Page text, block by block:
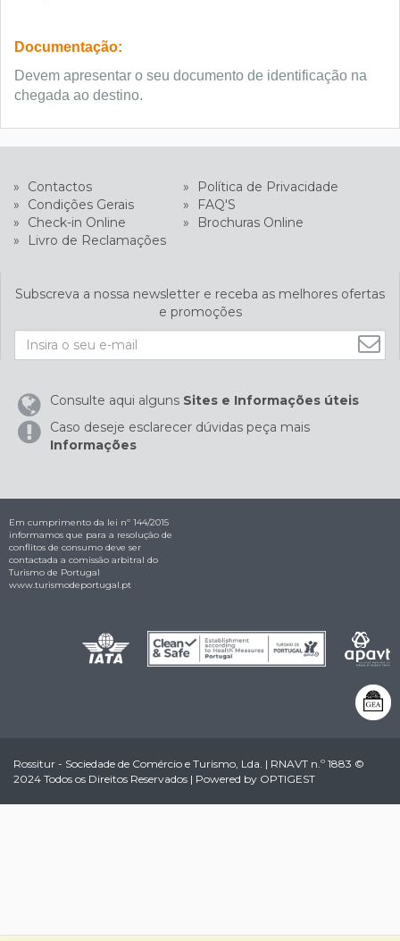
Documentação:
Devem apresentar o seu documento de identificação na
chegada ao destino.
» Contactos »
Política de Privacidade
»
Condições Gerais »
FAQ'S
»
Check-in Online »
Brochuras Online
»
Livro de Reclamações
Subscreva a nossa newsletter e receba as melhores ofertas
e promoções
Consulte aqui alguns Sites e Informações úteis
Caso deseje esclarecer dúvidas peça mais
Informações
Em cumprimento da lei nº 144/2015
informamos que para a resolução de
conflitos de consumo deve ser
contactada a comissão arbitral do
Turismo de Portugal
www.turismodeportugal.pt
Rossitur - Sociedade de Comércio e Turismo, Lda. | RNAVT n.º 1883 ©
2024 Todos os Direitos Reservados | Powered by OPTIGEST